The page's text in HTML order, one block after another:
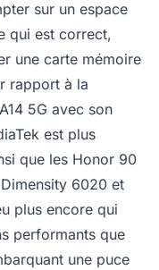
sur un espace
qui est correct,
une carte mémoire
rapport à la
5G avec son
est plus
que les Honor 90
6020 et
plus encore qui
performants que
une puce